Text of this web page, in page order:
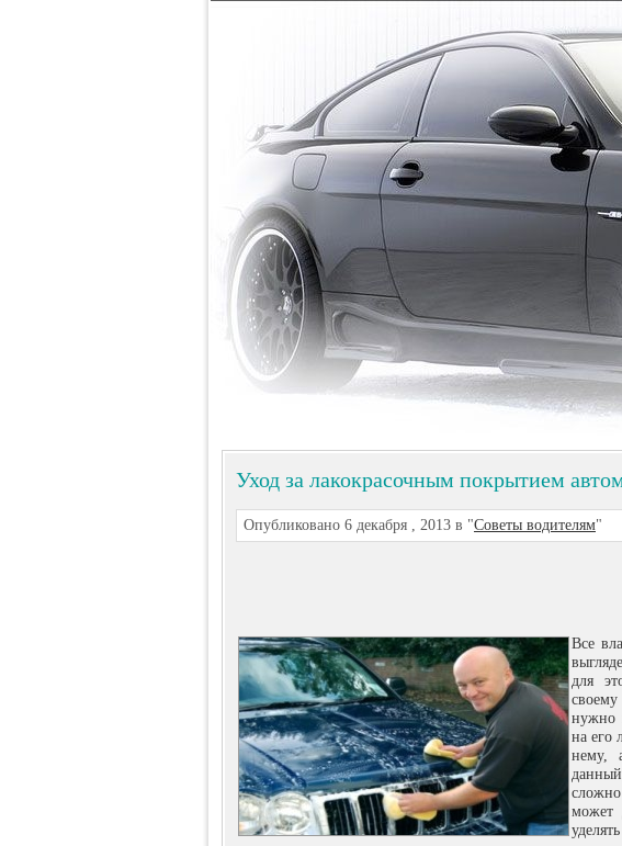
Уход за лакокрасочным покрытием
Опубликовано 6 декабря , 2013 в "Советы водителям"
Все
для
нужно
на его
нему,
может